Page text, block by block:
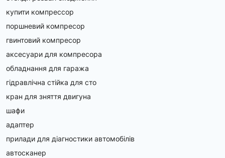
купити компрессор
поршневий компресор
гвинтовий компресор
аксесуари для компресора
обладнання для гаража
гідравлічна стійка для сто
кран для зняття двигуна
шафи
адаптер
прилади для діагностики автомобілів
автосканер